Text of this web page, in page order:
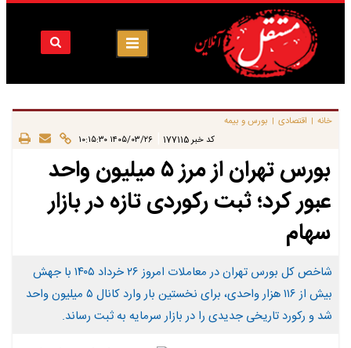
خانه | اقتصادی | بورس و بیمه
کد خبر 177115 ۱۴۰۵/۰۳/۲۶ ۱۰:۱۵:۳۰
بورس تهران از مرز ۵ میلیون واحد
عبور کرد؛ ثبت رکوردی تازه در بازار
سهام
شاخص کل بورس تهران در معاملات امروز ۲۶ خرداد ۱۴۰۵ با جهش
بیش از ۱۱۶ هزار واحدی، برای نخستین بار وارد کانال ۵ میلیون واحد
شد و رکورد تاریخی جدیدی را در بازار سرمایه به ثبت رساند.